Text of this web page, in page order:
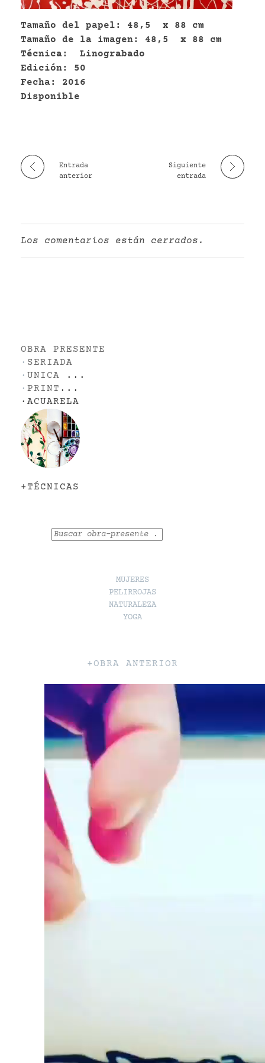
VR
Tamaño del papel: 48,5 x 88 cm
Tamaño de la imagen: 48,5 x 88 cm
Técnica: Linograbado
Edición: 50
Fecha: 2016
Disponible
Entrada
anterior
Siguiente
entrada
Los comentarios están cerrados.
OBRA PRESENTE
· SERIADA
· UNICA ...
· PRINT ...
· ACUARELA
+TÉCNICAS
MUJERES
PELIRROJAS
NATURALEZA
YOGA
+OBRA ANTERIOR